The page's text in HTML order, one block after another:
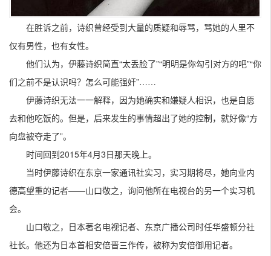
在胜诉之前，诗织曾经受到大量的质疑和辱骂，骂她的人里不
仅有男性，也有女性。
他们认为，伊藤诗织简直“太丢脸了”“明明是你勾引对方的吧”“你
们之前不是认识吗？怎么可能强奸”……
伊藤诗织无法一一解释，因为她确实和嫌疑人相识，也是自愿
去和他吃饭的。但是，后来发生的事情超出了她的控制，就好像“方
向盘被夺走了”。
时间回到2015年4月3日那天晚上。
当时伊藤诗织在东京一家通讯社实习，实习期将尽，她向业内
德高望重的记者——山口敬之，询问他所在电视台的另一个实习机
会。
山口敬之，日本著名电视记者、东京广播公司时任华盛顿分社
社长。他还为日本首相安倍晋三作传，被称为安倍御用记者。